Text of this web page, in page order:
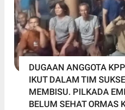
DUGAAN ANGGOTA
IKUT DALAM TIM
MEMBISU. PILKADA
BELUM SEHAT ORMAS